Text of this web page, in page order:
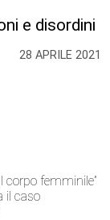
28 APRILE 2021
e disordini
corpo femminile”
il caso